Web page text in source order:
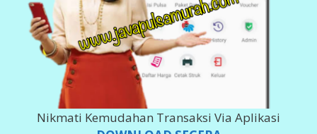
Nikmati Kemudahan Transaksi Via Aplikasi